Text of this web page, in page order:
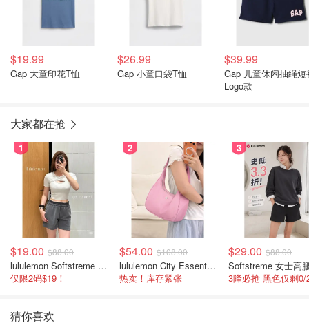
$19.99
Gap 大童印花T恤
$26.99
Gap 小童口袋T恤
$39.99
Gap 儿童休闲抽绳短
Logo款
大家都在抢
1
$19.00 $88.00
lululemon Softstreme 女士高腰短裤 10cm
仅限2码$19！
2
$54.00 $108.00
lululemon City Essentials 肩背包 4L
热卖！库存紧张
3
$29.00 $88.00
猜你喜欢